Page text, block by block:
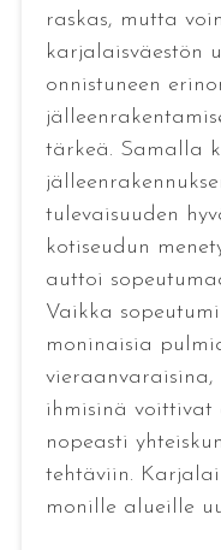
raskas, mutta
karjalaisväestön
onnistuneen
tärkeä. Samalla
tulevaisuuden
kotiseudun
auttoi
Vaikka
moninaisia
ihmisinä voittivat
nopeasti
tehtäviin.
monille alueille